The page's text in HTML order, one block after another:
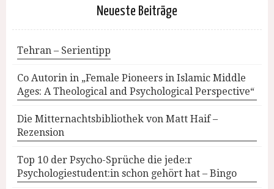
Neueste Beiträge
Tehran – Serientipp
Co Autorin in „Female Pioneers in Islamic Middle
Ages: A Theological and Psychological Perspective“
Die Mitternachtsbibliothek von Matt Haif –
Rezension
Top 10 der Psycho-Sprüche die jede:r
Psychologiestudent:in schon gehört hat – Bingo